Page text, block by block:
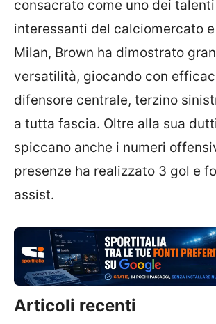
consacrato come uno dei
interessanti del calciomercato
Milan, Brown ha dimostrato
versatilità, giocando con
difensore centrale, terzino
a tutta fascia. Oltre alla sua
spiccano anche i numeri
presenze ha realizzato 3 gol e
assist.
Articoli recenti